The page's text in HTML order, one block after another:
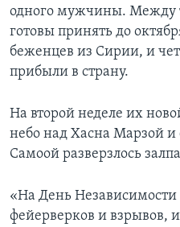
одного мужчины. Между
готовы принять до
беженцев из Сирии, и
прибыли в страну.
На второй неделе их
небо над Хасна Марзой и
Самоой разверзлось
«На День Независимости
фейерверков и взрывов,